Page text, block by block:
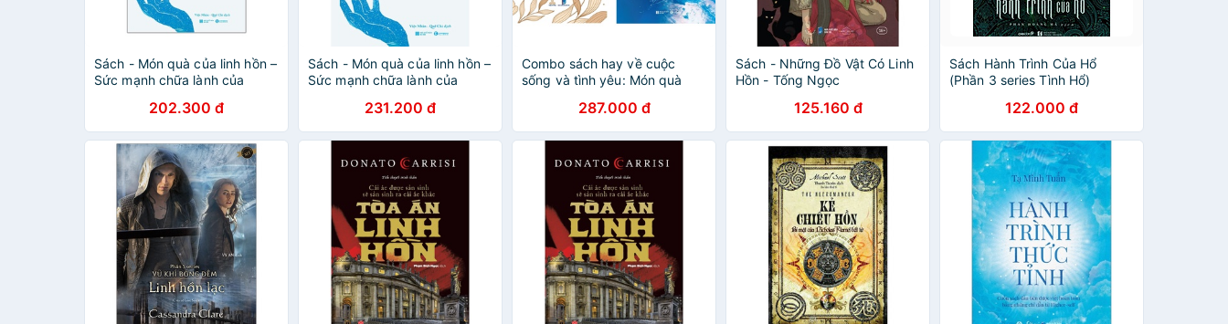
Sách - Món quà của linh hồn –
Sức mạnh chữa lành của
sống - Thái Hà202.300 đ
Sách - Món quà của linh hồn –
Sức mạnh chữa lành của
sống (Thái Hà)231.200 đ
Combo sách hay về cuộc
sống và tình yêu: Món quà
287.000 đ
Sách - Những Đồ Vật Có Linh
Hồn - Tống Ngọc
125.160 đ
Sách Hành Trình Của Hổ
(Phần 3 series Tình Hổ)
122.000 đ